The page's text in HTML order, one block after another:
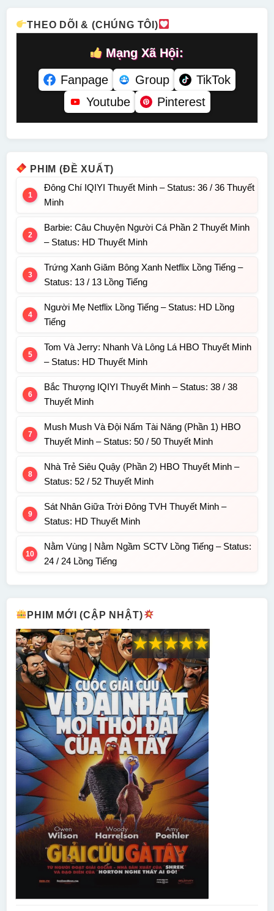
Status: HD
THEO DÕI & (CHÚNG TÔI)
Mạng Xã Hội:
Fanpage
Group
TikTok
Youtube
Pinterest
PHIM (ĐỀ XUẤT)
Đông Chí IQIYI Thuyết Minh – Status: 36 / 36 Thuyết
Minh
Barbie: Câu Chuyện Người Cá Phần 2 Thuyết Minh
– Status: HD Thuyết Minh
Trứng Xanh Giăm Bông Xanh Netflix Lồng Tiếng –
Status: 13 / 13 Lồng Tiếng
Người Mẹ Netflix Lồng Tiếng – Status: HD Lồng
Tiếng
Tom Và Jerry: Nhanh Và Lông Lá HBO Thuyết Minh
– Status: HD Thuyết Minh
Bắc Thượng IQIYI Thuyết Minh – Status: 38 / 38
Thuyết Minh
Mush Mush Và Đội Nấm Tài Năng (Phần 1) HBO
Thuyết Minh – Status: 50 / 50 Thuyết Minh
Nhà Trẻ Siêu Quậy (Phần 2) HBO Thuyết Minh –
Status: 52 / 52 Thuyết Minh
Sát Nhân Giữa Trời Đông TVH Thuyết Minh –
Status: HD Thuyết Minh
Nằm Vùng | Nằm Ngầm SCTV Lồng Tiếng – Status:
24 / 24 Lồng Tiếng
PHIM MỚI (CẬP NHẬT)
★
★
★
★
★